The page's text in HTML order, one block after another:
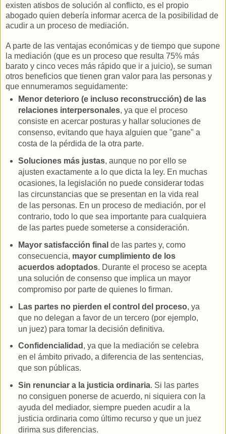
existen atisbos de solución al conflicto, es el propio
abogado quien debería informar acerca de la posibilidad de
acudir a un proceso de mediación.
A parte de las ventajas económicas y de tiempo que supone
la mediación (que es un proceso que resulta 75% más
barato y cinco veces más rápido que ir a juicio), se suman
otros beneficios que tienen gran valor para las personas y
que ennumeramos seguidamente:
Menor deterioro (e incluso reconstrucción) de las
relaciones interpersonales, ya que el proceso
consiste en acercar posturas y hallar soluciones de
consenso, evitando que haya alguien que "gane" a
costa de la pérdida de la otra parte.
Soluciones más justas, aunque no por ello se
ajusten exactamente a lo que dicta la ley. En muchas
ocasiones, la legislación no puede considerar todas
las circunstancias que se presentan en la vida real
de las personas. En un proceso de mediación, por el
contrario, todo lo que sea importante para cualquiera
de las partes puede someterse a consideración.
Mayor satisfacción final de las partes y, como
consecuencia, mayor cumplimiento de los
acuerdos adoptados. Durante el proceso se acepta
una solución de consenso que implica un mayor
compromiso por parte de quienes lo firman.
Las partes no pierden el control del proceso, ya
que no delegan a favor de un tercero (por ejemplo,
un juez) para tomar la decisión definitiva.
Confidencialidad , ya que la mediación se celebra
en el ámbito privado, a diferencia de las sentencias,
que son públicas.
Sin renunciar a la justicia ordinaria. Si las partes
no consiguen ponerse de acuerdo, ni siquiera con la
ayuda del mediador, siempre pueden acudir a la
justicia ordinaria como último recurso y que un juez
dirima sus diferencias.